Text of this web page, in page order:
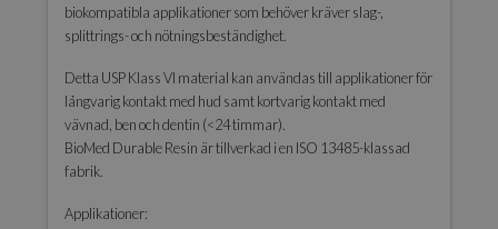
biokompatibla applikationer som behöver kräver slag-,
splittrings- och nötningsbeständighet.
Detta USP Klass VI material kan användas till applikationer för
långvarig kontakt med hud samt kortvarig kontakt med
vävnad, ben och dentin (<24 timmar).
BioMed Durable Resin är tillverkad i en ISO 13485-klassad
fabrik.
Applikationer: